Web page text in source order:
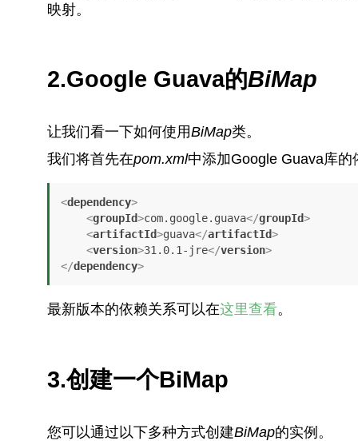
映射。
2.Google Guava的BiMap
让我们看一下如何使用BiMap类。
我们将首先在pom.xml中添加Google Guava库的
<dependency>
<groupId>com.google.guava</groupId>
<artifactId>guava</artifactId>
<version>31.0.1-jre</version>
</dependency>
最新版本的依赖关系可以在这里查看。
3.创建一个BiMap
您可以通过以下多种方式创建BiMap的实例。